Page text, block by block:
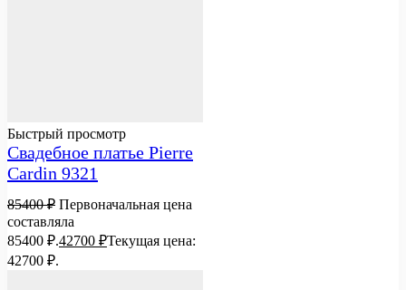
Быстрый просмотр
Свадебное платье Pierre
Cardin 9321
85400₽ Первоначальная цена
составляла
85400 ₽.42700 ₽Текущая цена:
42700 ₽.